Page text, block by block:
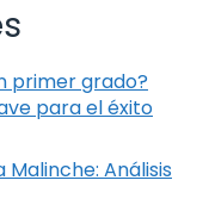
primer grado?
para el éxito
Malinche: Análisis